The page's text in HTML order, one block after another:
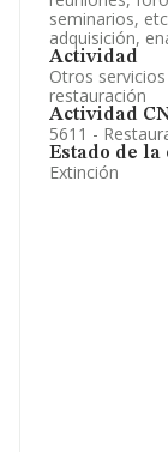
seminarios,
adquisición,
Actividad
Otros
restauración
Actividad
5611 -
Estado de la
Extinción